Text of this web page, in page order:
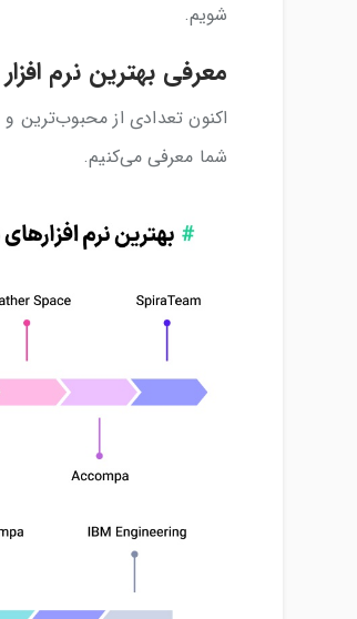
شویم.
معرفی بهترین نرم
اکنون تعدادی از محبوب‌ترین و
شما معرفی می‌کنیم.